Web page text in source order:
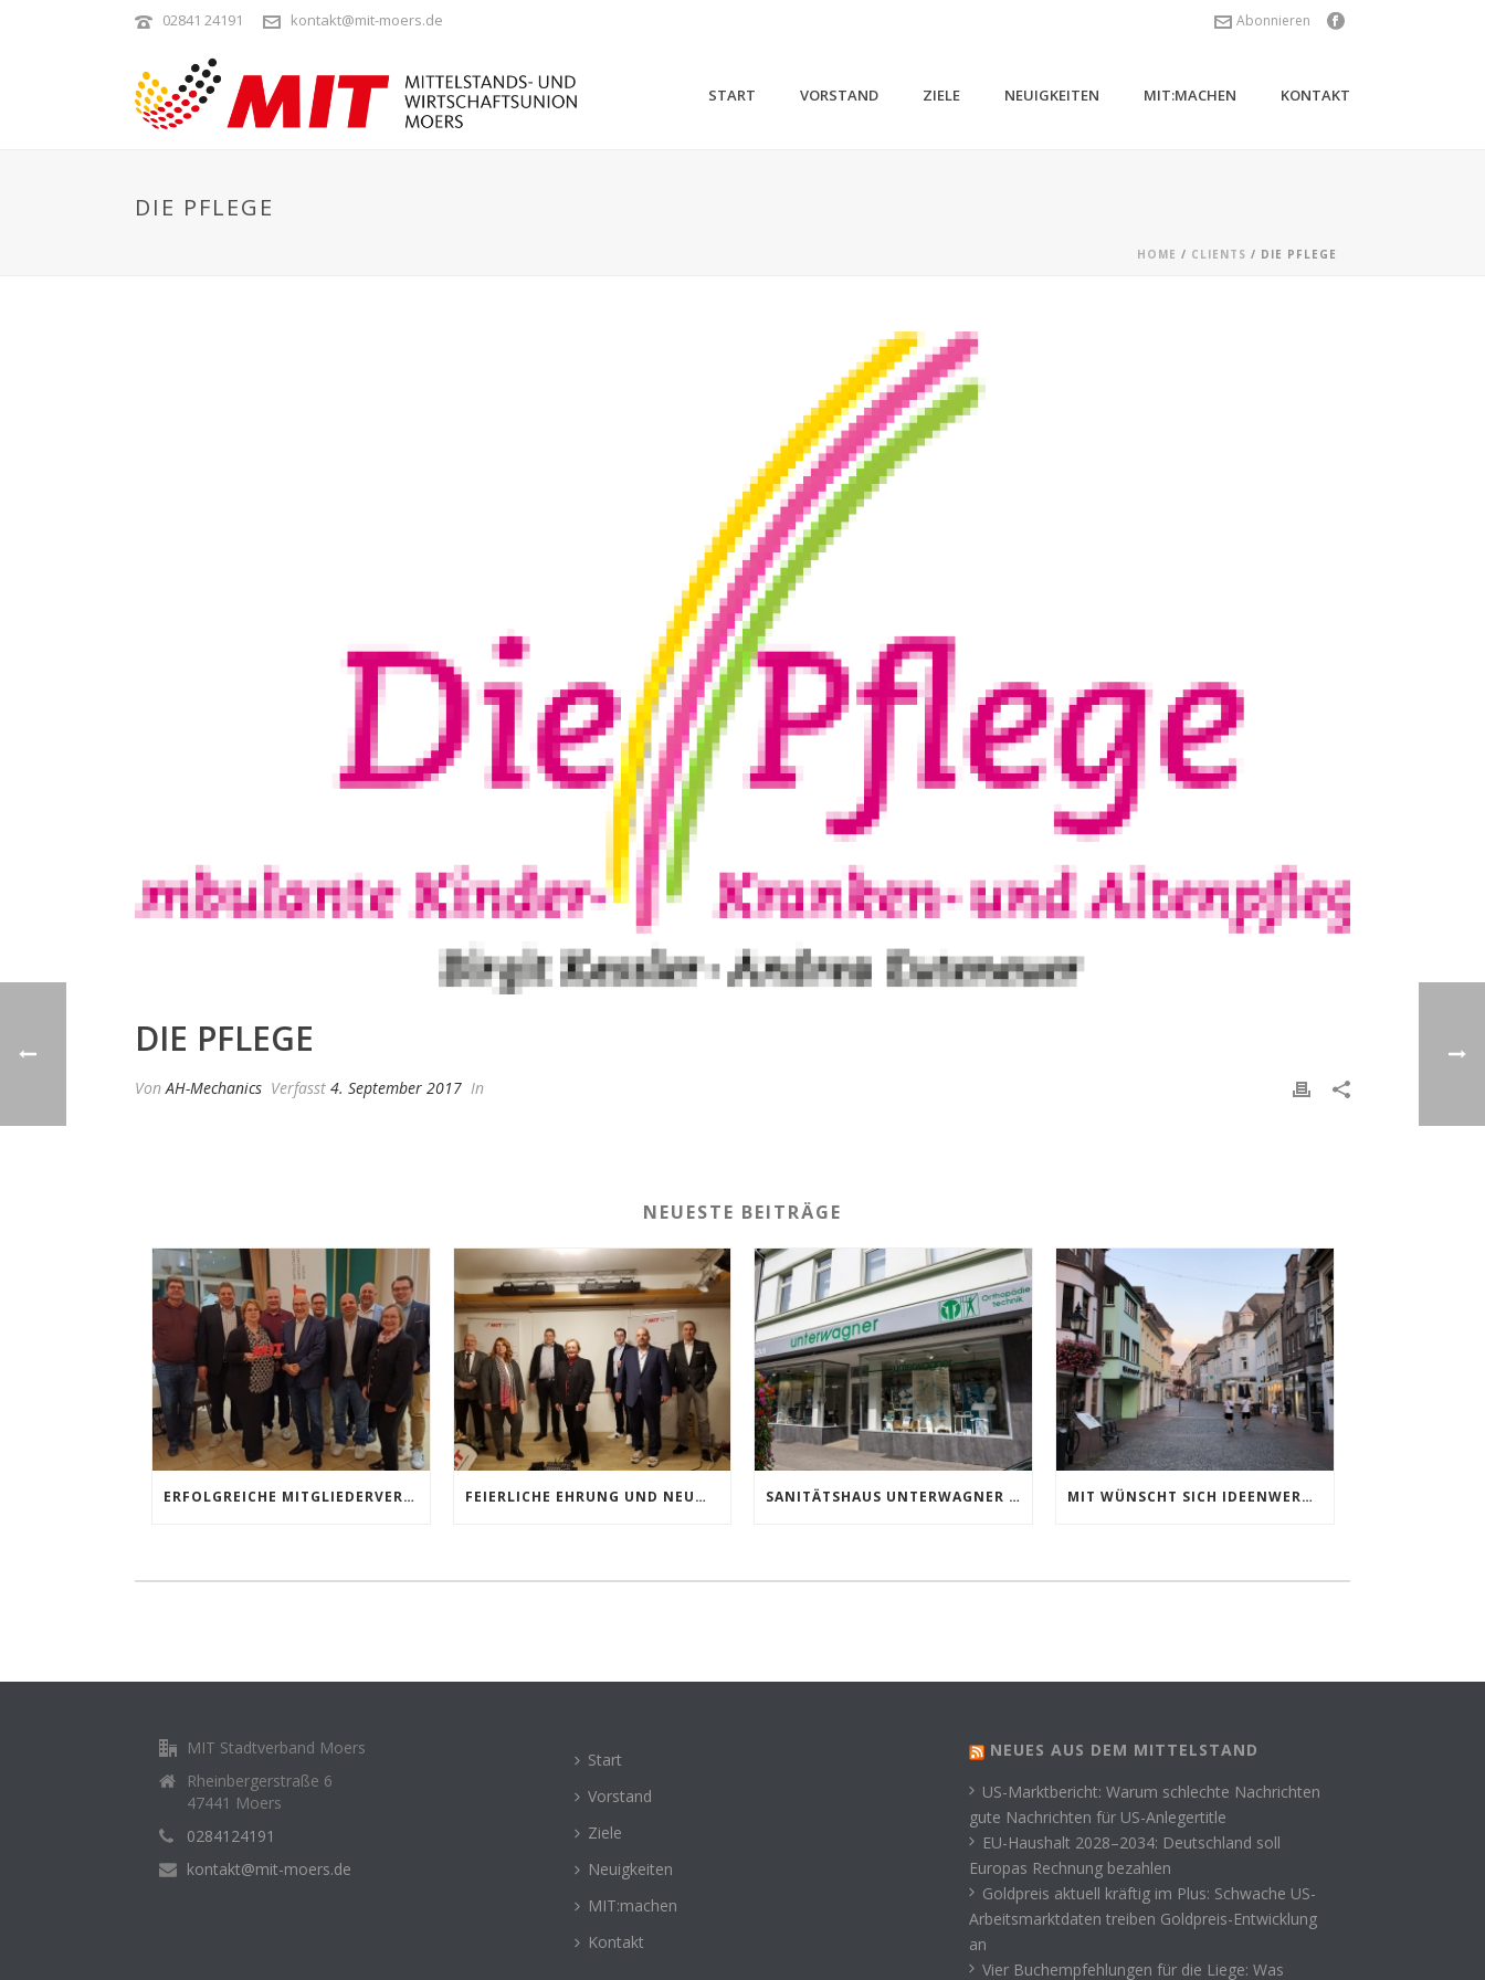
02841 24191 kontakt@mit-moers.de Abonnieren
START VORSTAND ZIELE NEUIGKEITEN MIT:MACHEN KONTAKT
DIE PFLEGE
HOME / CLIENTS / DIE PFLEGE
DIE PFLEGE
VonAH-Mechanics Verfasst 4. September 2017 In
NEUESTE BEITRÄGE
ERFOLGREICHE MITGLIEDERVERSAMMLUNG DER MIT MOERS: KONTINUITÄT IM VORSTAND UND HOCHKARÄTIGE GÄSTE FEIERLICHE EHRUNG UND NEUWAHLEN BEI DER MIT MOERS SANITÄTSHAUS UNTERWAGNER FEIERT 120-JÄHRIGES BESTEHEN MIT WÜNSCHT SICH IDEENWERKSTATT ZUR INNENSTADTBELEBUNG
MIT Stadtverband Moers
Rheinbergerstraße 6
47441 Moers
0284124191
kontakt@mit-moers.de
Start
Vorstand
Ziele
Neuigkeiten
MIT:machen
Kontakt
NEUES AUS DEM MITTELSTAND
US-Marktbericht: Warum schlechte Nachrichten
gute Nachrichten für US-Anlegertitle
EU-Haushalt 2028–2034: Deutschland soll
Europas Rechnung bezahlen
Goldpreis aktuell kräftig im Plus: Schwache US-
Arbeitsmarktdaten treiben Goldpreis-Entwicklung
an
Vier Buchempfehlungen für die Liege: Was